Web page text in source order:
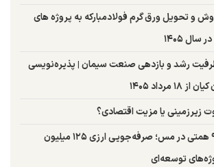
و تحویل ورق گرم فولادمبارکه به پروژه های
۱۴۰۵
رشد و بازدهی صنعت سیمان | پذیره‌نویسی
مرداد ۱۴۰۵
زیرزمینی یا مزیت اقتصادی؟
ساخت داخل ۹ همتی در مس؛ صرفه‌جویی ارزی ۱۲۵ میلیون
توسعه‌ای